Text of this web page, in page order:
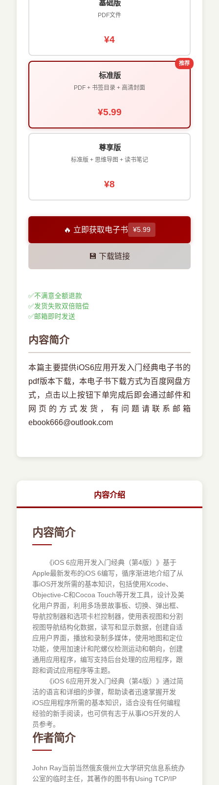
基础版
PDF文件
¥4
推荐
标准版
PDF + 书签目录 + 高清封面
¥5.99
尊享版
标准版 + 思维导图 + 读书笔记
¥8
🔥 立即获取电子书 ¥5.99
💾 下载链接
✅不满意全额退款
✅发货失败双倍赔偿
✅邮箱即时发送
内容简介
本篇主要提供iOS6应用开发入门经典电子书的
pdf版本下载，本电子书下载方式为百度网盘方
式，点击以上按钮下单完成后即会通过邮件和
网页的方式发货，有问题请联系邮箱
ebook666@outlook.com
内容介绍
内容简介
《iOS 6应用开发入门经典（第4版）》基于
Apple最新发布的iOS 6编写，循序渐进地介绍了从
事iOS开发所需的基本知识，包括使用Xcode、
Objective-C和Cocoa Touch等开发工具，设计及美
化用户界面，利用多场景故事板、切换、弹出框、
导航控制器和选项卡栏控制器，使用表视图和分割
视图导航结构化数据，读写和显示数据，创建自适
应用户界面，播放和录制多媒体，使用地图和定位
功能，使用加速计和陀螺仪检测运动和朝向，创建
通用应用程序，编写支持后台处理的应用程序，跟
踪和调试应用程序等主题。
《iOS 6应用开发入门经典（第4版）》通过简
洁的语言和详细的步骤，帮助读者迅速掌握开发
iOS应用程序所需的基本知识，适合没有任何编程
经验的新手阅读，也可供有志于从事iOS开发的人
员参考。
作者简介
John Ray当前当然俄亥俄州立大学研究信息系统办
公室的临时主任，其著作的图书有Using TCP/IP